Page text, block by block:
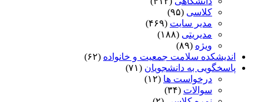
کلاسی (۹۵)
مدیر سایت (۴۶۹)
مدیریتی (۱۸۸)
ویژه (۸۹)
اندیشکده سلامت جمعیت و خانواده (۶۲)
پاسخگویی به دانشجویان (۷۱)
درخواست ها (۱۲)
سوالات (۳۴)